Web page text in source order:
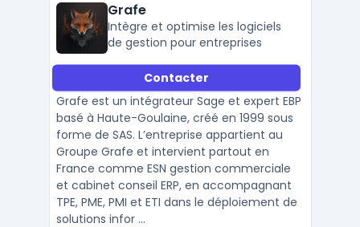
Grafe
Intègre et optimise les logiciels
de gestion pour entreprises
Contacter
Grafe est un intégrateur Sage et expert EBP
basé à Haute-Goulaine, créé en 1999 sous
forme de SAS. L’entreprise appartient au
Groupe Grafe et intervient partout en
France comme ESN gestion commerciale
et cabinet conseil ERP, en accompagnant
TPE, PME, PMI et ETI dans le déploiement de
solutions infor ...